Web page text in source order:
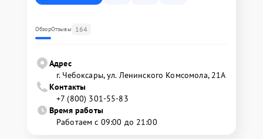
ОбзорОтзывы 164
Адрес
г. Чебоксары, ул. Ленинского Комсомола, 21А
Контакты
+7 (800) 301-55-83
Время работы
Работаем с 09:00 до 21:00